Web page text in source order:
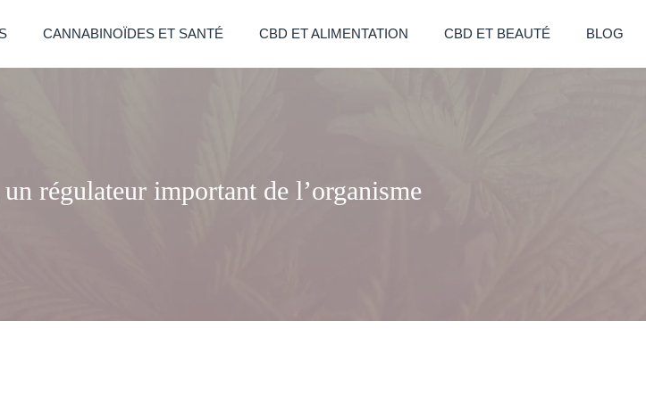
CANNABINOÏDES ET SANTÉ CBD ET ALIMENTATION CBD ET BEAUTÉ BLOG
régulateur important de l’organisme